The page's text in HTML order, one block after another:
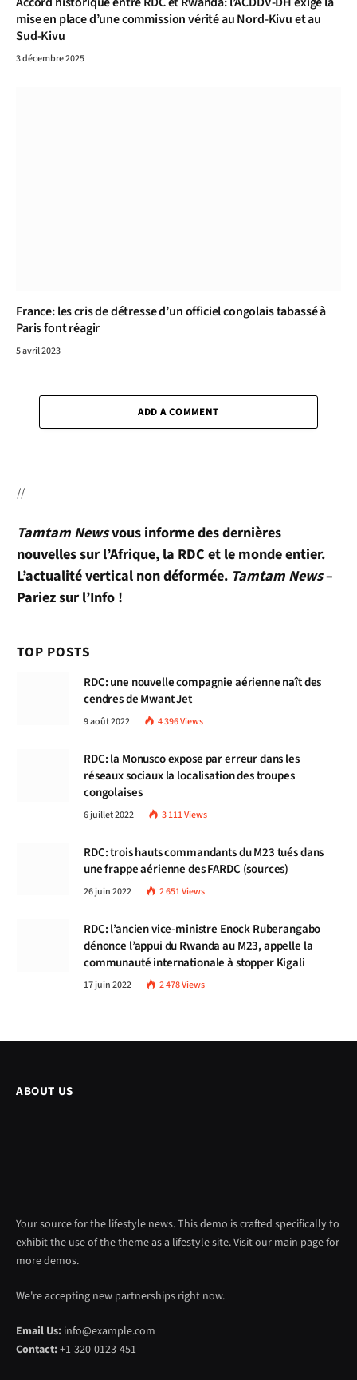
mise en place d’une commission vérité au Nord-Kivu et au
Sud-Kivu
3 décembre 2025
France: les cris de détresse d’un officiel congolais tabassé à
Paris font réagir
5 avril 2023
ADD A COMMENT
//
Tamtam Newsvous informe des dernières
nouvelles sur l’Afrique, la RDC et le monde entier.
L’actualité vertical non déformée. Tamtam News–
Pariez sur l’Info !
TOP POSTS
RDC: une nouvelle compagnie aérienne naît des
cendres de Mwant Jet
9 août 2022 4 396Views
RDC: la Monusco expose par erreur dans les
réseaux sociaux la localisation des troupes
congolaises
6 juillet 2022 3 111Views
RDC: trois hauts commandants du M23 tués dans
une frappe aérienne des FARDC (sources)
26 juin 2022 2 651Views
RDC: l’ancien vice-ministre Enock Ruberangabo
dénonce l’appui du Rwanda au M23, appelle la
communauté internationale à stopper Kigali
17 juin 2022 2 478Views
ABOUT US
Your source for the lifestyle news. This demo is crafted specifically to
exhibit the use of the theme as a lifestyle site. Visit our main page for
more demos.
We're accepting new partnerships right now.
Email Us: info@example.com
Contact:+1-320-0123-451